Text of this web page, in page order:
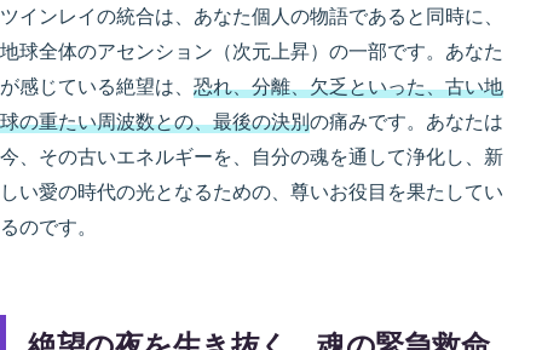
ツインレイの統合は、あなた個人の物語であると同時に、
地球全体のアセンション（次元上昇）の一部です。あなた
が感じている絶望は、 恐れ、分離、欠乏といった、古い地
球の重たい周波数との、最後の決別の痛みです。あなたは
今、その古いエネルギーを、自分の魂を通して浄化し、新
しい愛の時代の光となるための、尊いお役目を果たしてい
るのです。